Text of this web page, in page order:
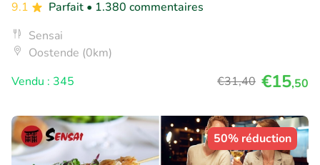
9.1
Parfait • 1.380 commentaires
Sensai
Oostende (0km)
Vendu : 345
€31,40 €15,50
50% réduction